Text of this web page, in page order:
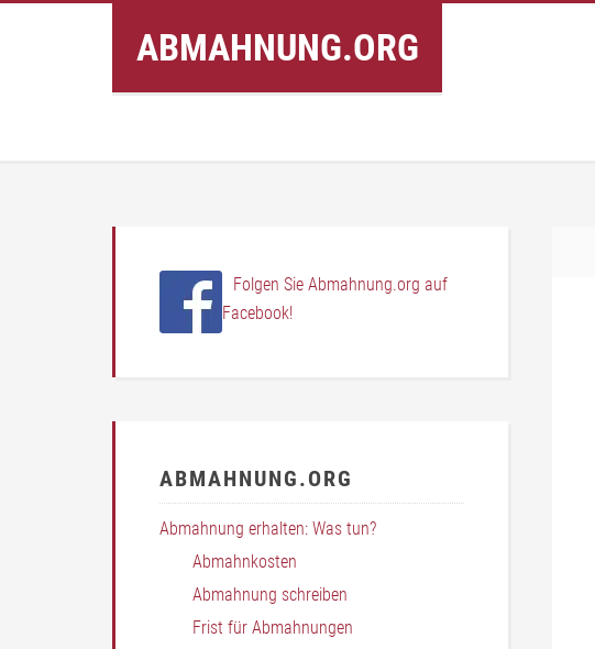
ABMAHNUNG.ORG
Folgen Sie Abmahnung.org auf
Facebook!
ABMAHNUNG.ORG
Abmahnung erhalten: Was tun?
Abmahnkosten
Abmahnung schreiben
Frist für Abmahnungen